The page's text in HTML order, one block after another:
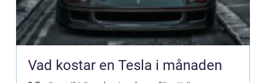
Vad kostar en Tesla i månaden